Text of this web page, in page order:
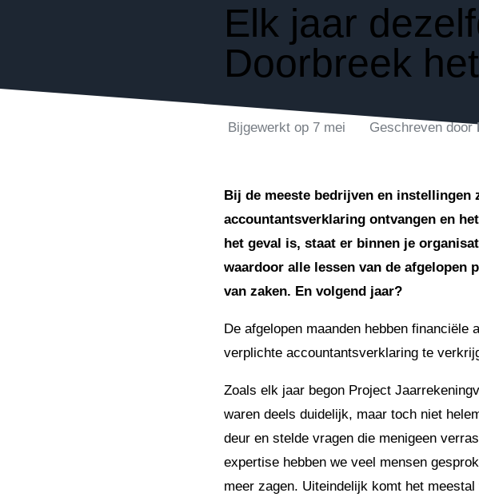
Elk jaar
Doorbreek
Bijgewerkt op 7 mei Geschreven door
Bij de meeste bedrijven en instellingen
accountantsverklaring ontvangen en
het geval is, staat er binnen je
waardoor alle lessen van de afgelopen
van zaken. En volgend jaar?
De afgelopen maanden hebben
verplichte accountantsverklaring te
Zoals elk jaar begon Project
waren deels duidelijk, maar toch niet
deur en stelde vragen die menigeen
expertise hebben we veel mensen
meer zagen. Uiteindelijk komt het